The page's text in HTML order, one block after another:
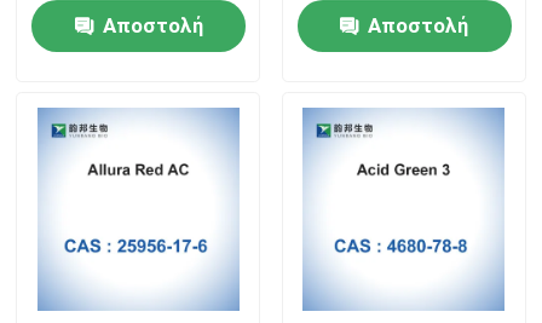
Προϊόντα
Περίπου εμείς
Αποστολή
Αποστολή